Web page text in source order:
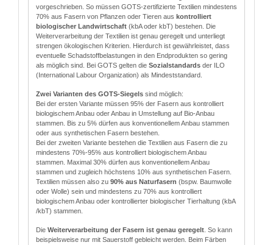
vorgeschrieben. So müssen GOTS-zertifizierte Textilien mindestens
70% aus Fasern von Pflanzen oder Tieren aus kontrolliert
biologischer Landwirtschaft (kbA oder kbT) bestehen. Die
Weiterverarbeitung der Textilien ist genau geregelt und unterliegt
strengen ökologischen Kriterien. Hierdurch ist gewährleistet, dass
eventuelle Schadstoffbelastungen in den Endprodukten so gering
als möglich sind. Bei GOTS gelten die Sozialstandards der ILO
(International Labour Organization) als Mindeststandard.
Zwei Varianten des GOTS-Siegels sind möglich:
Bei der ersten Variante müssen 95% der Fasern aus kontrolliert
biologischem Anbau oder Anbau in Umstellung auf Bio-Anbau
stammen. Bis zu 5% dürfen aus konventionellem Anbau stammen
oder aus synthetischen Fasern bestehen.
Bei der zweiten Variante bestehen die Textilien aus Fasern die zu
mindestens 70%-95% aus kontrolliert biologischem Anbau
stammen. Maximal 30% dürfen aus konventionellem Anbau
stammen und zugleich höchstens 10% aus synthetischen Fasern.
Textilien müssen also zu 90% aus Naturfasern (bspw. Baumwolle
oder Wolle) sein und mindestens zu 70% aus kontrolliert
biologischem Anbau oder kontrollierter biologischer Tierhaltung (kbA
/kbT) stammen.
Die Weiterverarbeitung der Fasern ist genau geregelt . So kann
beispielsweise nur mit Sauerstoff gebleicht werden. Beim Färben